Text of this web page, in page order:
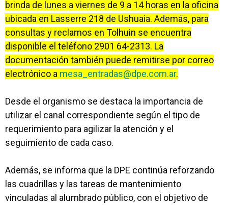
brinda de lunes a viernes de 9 a 14 horas en la oficina
ubicada en Lasserre 218 de Ushuaia. Además, para
consultas y reclamos en Tolhuin se encuentra
disponible el teléfono 2901 64-2313. La
documentación también puede remitirse por correo
electrónico a mesa_entradas@dpe.com.ar.
Desde el organismo se destaca la importancia de
utilizar el canal correspondiente según el tipo de
requerimiento para agilizar la atención y el
seguimiento de cada caso.
Además, se informa que la DPE continúa reforzando
las cuadrillas y las tareas de mantenimiento
vinculadas al alumbrado público, con el objetivo de